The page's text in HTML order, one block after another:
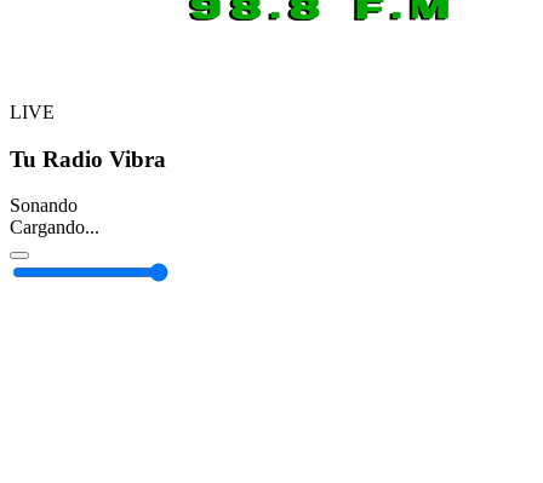
LIVE
Tu Radio Vibra
Sonando
Cargando...